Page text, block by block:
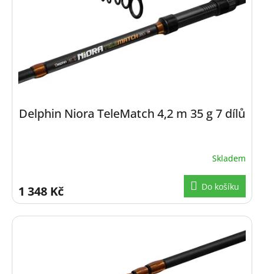
Delphin Niora TeleMatch 4,2 m 35 g 7 dílů
Skladem
1 348 Kč Do košíku